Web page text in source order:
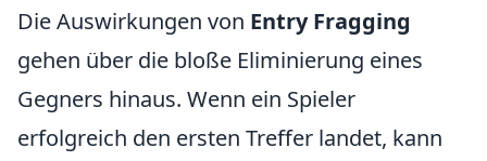
Die Auswirkungen von Entry Fragging
gehen über die bloße Eliminierung eines
Gegners hinaus. Wenn ein Spieler
erfolgreich den ersten Treffer landet, kann